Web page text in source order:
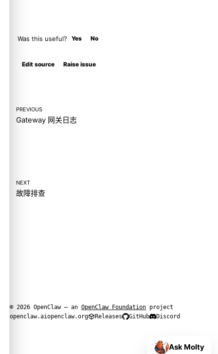
Was this useful? Yes No
Edit source Raise issue
PREVIOUS
Gateway 网关日志
NEXT
故障排查
© 2026 OpenClaw — an OpenClaw Foundation project
openclaw.aiopenclaw.org Releases GitHub Discord
Ask Molty